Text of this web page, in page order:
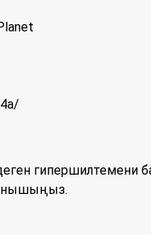
гипершилтемени